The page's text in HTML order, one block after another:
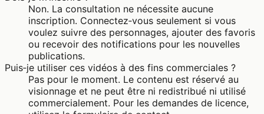
Non. La consultation ne nécessite aucune
inscription. Connectez‑vous seulement si vous
voulez suivre des personnages, ajouter des favoris
ou recevoir des notifications pour les nouvelles
publications.
Puis‑je utiliser ces vidéos à des fins commerciales ?
Pas pour le moment. Le contenu est réservé au
visionnage et ne peut être ni redistribué ni utilisé
commercialement. Pour les demandes de licence,